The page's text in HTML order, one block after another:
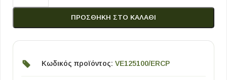
ΠΡΟΣΘΉΚΗ ΣΤΟ ΚΑΛΆΘΙ
Κωδικός προϊόντος: VE125100/ERCP